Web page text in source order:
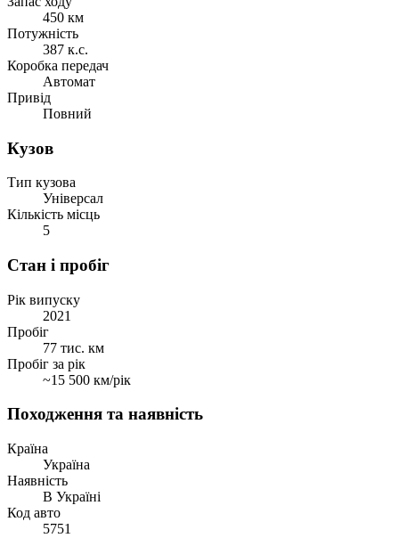
450 км
Потужність
387 к.с.
Коробка передач
Автомат
Привід
Повний
Кузов
Тип кузова
Універсал
Кількість місць
5
Стан і пробіг
Рік випуску
2021
Пробіг
77 тис. км
Пробіг за рік
~15 500 км/рік
Походження та наявність
Країна
Україна
Наявність
В Україні
Код авто
5751